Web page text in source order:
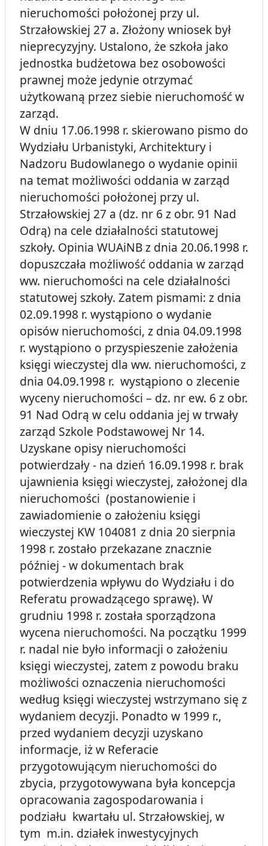
nieruchomości położonej przy ul.
Strzałowskiej 27 a. Złożony wniosek był
nieprecyzyjny. Ustalono, że szkoła jako
jednostka budżetowa bez osobowości
prawnej może jedynie otrzymać
użytkowaną przez siebie nieruchomość w
zarząd.
W dniu 17.06.1998 r. skierowano pismo do
Wydziału Urbanistyki, Architektury i
Nadzoru Budowlanego o wydanie opinii
na temat możliwości oddania w zarząd
nieruchomości położonej przy ul.
Strzałowskiej 27 a (dz. nr 6 z obr. 91 Nad
Odrą) na cele działalności statutowej
szkoły. Opinia WUAiNB z dnia 20.06.1998 r.
dopuszczała możliwość oddania w zarząd
ww. nieruchomości na cele działalności
statutowej szkoły. Zatem pismami: z dnia
02.09.1998 r. wystąpiono o wydanie
opisów nieruchomości, z dnia 04.09.1998
r. wystąpiono o przyspieszenie założenia
księgi wieczystej dla ww. nieruchomości, z
dnia 04.09.1998 r. wystąpiono o zlecenie
wyceny nieruchomości – dz. nr ew. 6 z obr.
91 Nad Odrą w celu oddania jej w trwały
zarząd Szkole Podstawowej Nr 14.
Uzyskane opisy nieruchomości
potwierdzały - na dzień 16.09.1998 r. brak
ujawnienia księgi wieczystej, założonej dla
nieruchomości (postanowienie i
zawiadomienie o założeniu księgi
wieczystej KW 104081 z dnia 20 sierpnia
1998 r. zostało przekazane znacznie
później - w dokumentach brak
potwierdzenia wpływu do Wydziału i do
Referatu prowadzącego sprawę). W
grudniu 1998 r. została sporządzona
wycena nieruchomości. Na początku 1999
r. nadal nie było informacji o założeniu
księgi wieczystej, zatem z powodu braku
możliwości oznaczenia nieruchomości
według księgi wieczystej wstrzymano się z
wydaniem decyzji. Ponadto w 1999 r.,
przed wydaniem decyzji uzyskano
informacje, iż w Referacie
przygotowującym nieruchomości do
zbycia, przygotowywana była koncepcja
opracowania zagospodarowania i
podziału kwartału ul. Strzałowskiej, w
tym m.in. działek inwestycyjnych